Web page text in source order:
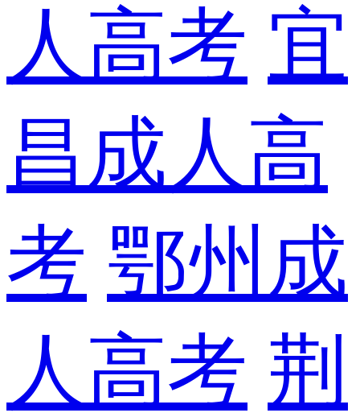
人高考 宜
昌成人高
考 鄂州成
人高考 荆